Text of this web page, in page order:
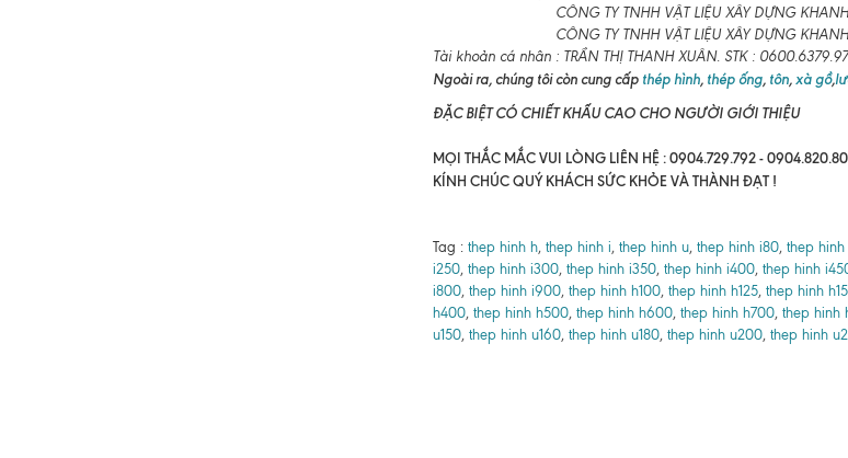
CÔNG TY TNHH VẬT LIỆU XÂY DỰNG
CÔNG TY TNHH VẬT LIỆU XÂY DỰNG
Tài khoản cá nhân : TRẦN THỊ THANH XUÂN. STK :
Ngoài ra, chúng tôi còn cung cấpthép hình,thép ống, tôn, xà gồ,
ĐẶC BIỆT CÓ CHIẾT KHẤU CAO CHO NGƯỜI GIỚI THIỆU
MỌI THẮC MẮC VUI LÒNG LIÊN HỆ : 0904.729.792 -
KÍNH CHÚC QUÝ KHÁCH SỨC KHỎE VÀ THÀNH ĐẠT !
Tag : thep hinh h, thep hinh i, thep hinh u, thep hinh i80, thep hinh
i250, thep hinh i300, thep hinh i350, thep hinh i400, thep hinh
i800, thep hinh i900, thep hinh h100, thep hinh h125, thep hinh
h400, thep hinh h500, thep hinh h600, thep hinh h700, thep hinh
u150, thep hinh u160, thep hinh u180, thep hinh u200, thep hinh